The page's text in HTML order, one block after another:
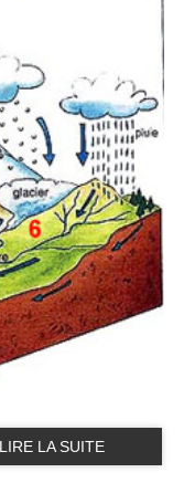
LIRE LA SUITE